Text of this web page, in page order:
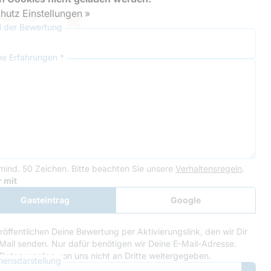
der Bewertung
Erfahrungen *
50 Zeichen. Bitte beachten Sie unsere Verhaltensregeln.
Recaptcha
mit
Gasteintrag
Google
Anmeldung
Deine Bewertung per Aktivierungslink, den wir Dir
senden. Nur dafür benötigen wir Deine E-Mail-Adresse.
werden von uns nicht an Dritte weitergegeben.
Einstellungen »